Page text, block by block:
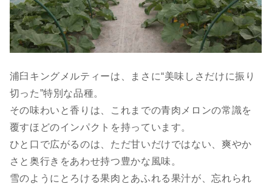
浦臼キングメルティーは、まさに“美味しさだけに振り
切った”特別な品種。
その味わいと香りは、これまでの青肉メロンの常識を
覆すほどのインパクトを持っています。
ひと口で広がるのは、ただ甘いだけではない、爽やか
さと奥行きをあわせ持つ豊かな風味。
雪のようにとろける果肉とあふれる果汁が、忘れられ